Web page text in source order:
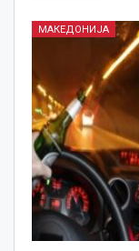
МАКЕДОНИЈА